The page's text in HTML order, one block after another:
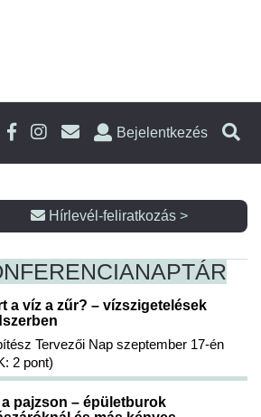
Bejelentkezés
Hírlevél-feliratkozás >
NAPTÁR
a víz a zűr? – vízszigetelések
Tervezői Nap szeptember 17-én
2 pont)
a pajzson – épületburok